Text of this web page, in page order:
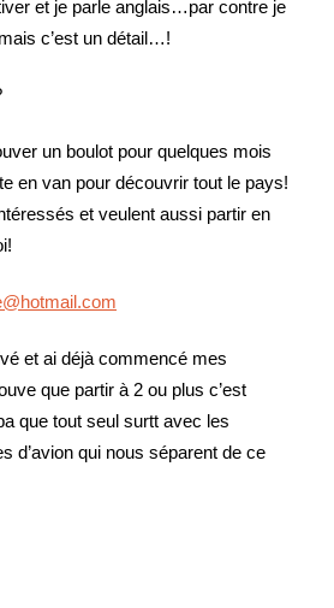
et je parle anglais…par contre je
c’est un détail…!
un boulot pour quelques mois
en van pour découvrir tout le pays!
et veulent aussi partir en
et ai déjà commencé mes
que partir à 2 ou plus c’est
que tout seul surtt avec les
d’avion qui nous séparent de ce